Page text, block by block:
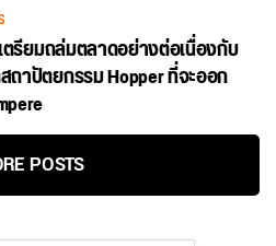
ตรียมถล่มตลาดอย่างต่อเนื่องกับ
าปัตยกรรม Hopper ที่จะออก
POSTS